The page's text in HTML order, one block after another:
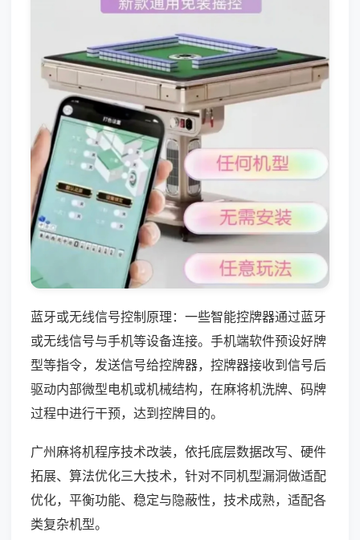
蓝牙或无线信号控制原理：一些智能控牌器通过蓝牙
或无线信号与手机等设备连接。手机端软件预设好牌
型等指令，发送信号给控牌器，控牌器接收到信号后
驱动内部微型电机或机械结构，在麻将机洗牌、码牌
过程中进行干预，达到控牌目的。
广州麻将机程序技术改装，依托底层数据改写、硬件
拓展、算法优化三大技术，针对不同机型漏洞做适配
优化，平衡功能、稳定与隐蔽性，技术成熟，适配各
类复杂机型。